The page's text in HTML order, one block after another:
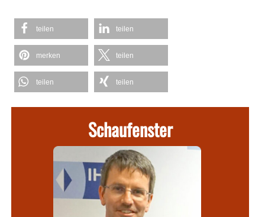
teilen teilen
merken teilen
teilen teilen
Schaufenster